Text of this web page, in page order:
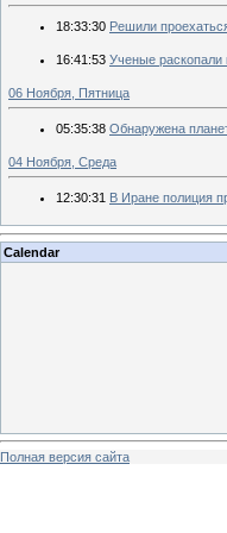
18:33:30 Решили
16:41:53 Ученые раскопали
06 Ноября, Пятница
05:35:38 Обнаружена
04 Ноября, Среда
12:30:31 В Иране полиция
Calendar
Полная версия сайта